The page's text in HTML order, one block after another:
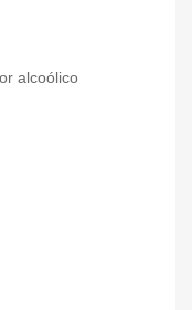
alcoólico